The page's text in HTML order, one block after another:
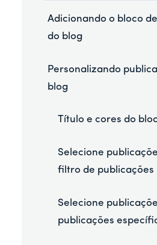
Adicionando o bloco
do blog
Personalizando
blog
Título e cores do
Selecione
filtro de publicações
Selecione
publicações